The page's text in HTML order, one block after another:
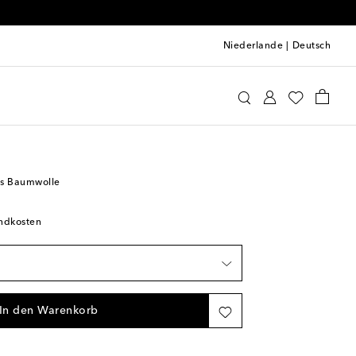
Niederlande Deutsch
Baumwolle
In den Warenkorb